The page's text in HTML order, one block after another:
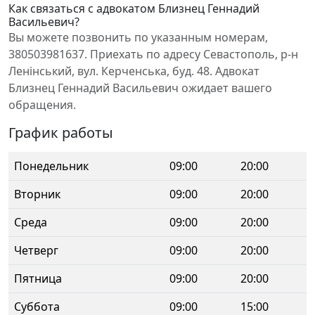
Как связаться с адвокатом Близнец Геннадий
Васильевич?
Вы можете позвонить по указанным номерам,
380503981637. Приехать по адресу Севастополь, р-н
Ленінський, вул. Керченська, буд. 48. Адвокат
Близнец Геннадий Васильевич ожидает вашего
обращения.
График работы
Понедельник 09:00
20:00
Вторник
09:00
20:00
Среда
09:00
20:00
Четверг
09:00
20:00
Пятница
09:00
20:00
Суббота
09:00 15:00